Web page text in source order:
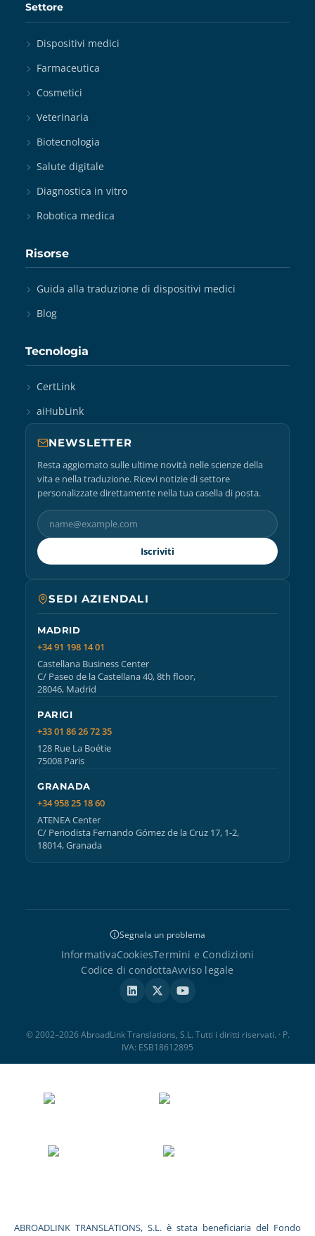
Settore
Dispositivi medici
Farmaceutica
Cosmetici
Veterinaria
Biotecnologia
Salute digitale
Diagnostica in vitro
Robotica medica
Risorse
Guida alla traduzione di dispositivi medici
Blog
Tecnologia
CertLink
aiHubLink
NEWSLETTER
Resta aggiornato sulle ultime novità nelle scienze della
vita e nella traduzione. Ricevi notizie di settore
personalizzate direttamente nella tua casella di posta.
Iscriviti
SEDI AZIENDALI
MADRID
+34 91 198 14 01
Castellana Business Center
C/ Paseo de la Castellana 40, 8th floor,
28046, Madrid
PARIGI
+33 01 86 26 72 35
128 Rue La Boétie
75008 Paris
GRANADA
+34 958 25 18 60
ATENEA Center
C/ Periodista Fernando Gómez de la Cruz 17, 1-2,
18014, Granada
Segnala un problema
InformativaCookiesTermini e Condizioni
Codice di condottaAvviso legale
© 2002–2026 AbroadLink Translations, S.L. Tutti i diritti riservati. · P.
IVA: ESB18612895
ABROADLINK TRANSLATIONS, S.L. è stata beneficiaria del Fondo